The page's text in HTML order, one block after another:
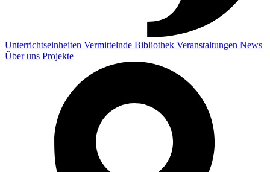
Unterrichtseinheiten Vermittelnde Bibliothek Veranstaltungen News
Über uns Projekte